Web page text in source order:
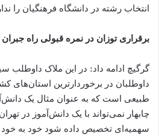
انتخاب رشته در دانشگاه فرهنگیان را
برقراری توزان در نمره قبولی راه
گرگیچ ادامه داد: در این ملاک داوطلب
داوطلبان در برخوردارترین
طبیعی است که به عنوان مثال یک
چابهار نمی‌تواند با یک دانش‌آموز در
سهمیه‌ای تخصیص داده شود خود به ‌خود